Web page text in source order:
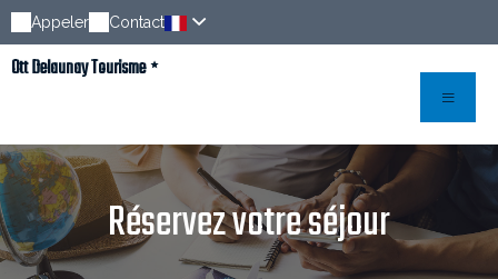
Appeler Contact
Ott Delaunay Tourisme
Réservez votre séjour